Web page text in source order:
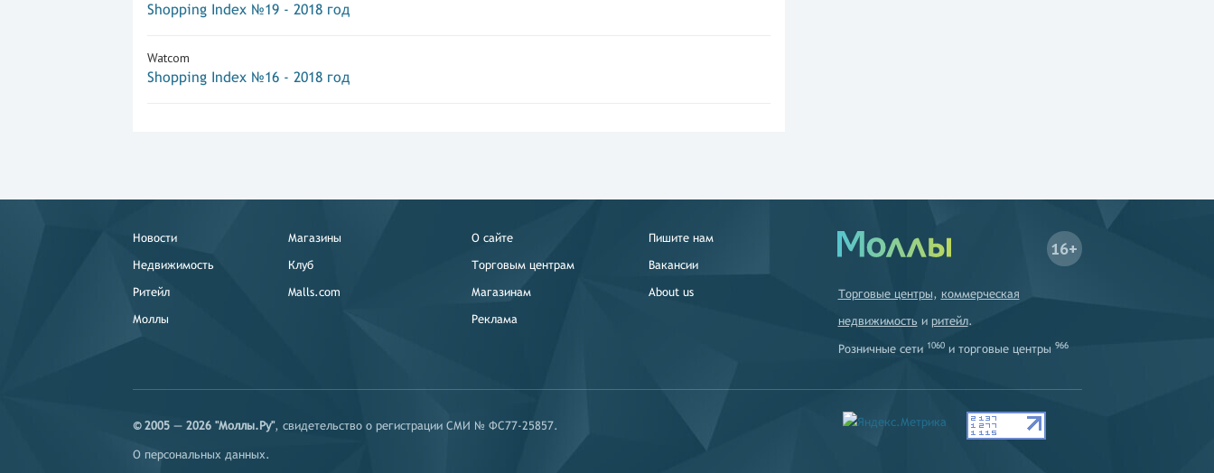
Shopping Index №19 - 2018 год
Watcom
Shopping Index №16 - 2018 год
Новости
Недвижимость
Ритейл
Моллы
Магазины
Клуб
Malls.com
О сайте
Торговым центрам
Магазинам
Реклама
Пишите нам
Вакансии
About us
16+
Торговые центры, коммерческая
недвижимость и ритейл.
Розничные сети 1060и торговые центры 966
© 2005 — 2026 "Моллы.Ру", свидетельство о регистрации СМИ № ФС77-25857.
О персональных данных.